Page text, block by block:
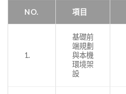
NO. 項目
1.
基礎前
端規劃
與本機
環境架
設